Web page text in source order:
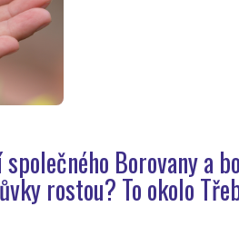
Borovany a
rostou? To okolo